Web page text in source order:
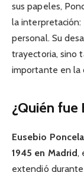
sus papeles,
la interpretación:
personal. Su
trayectoria, sino
importante en la
¿Quién fue
Eusebio
1945 en Madrid,
extendió durante